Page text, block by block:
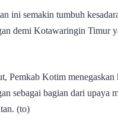
ini semakin tumbuh
demi Kotawaringin Timur
Pemkab Kotim
sebagai bagian dari upaya
(to)